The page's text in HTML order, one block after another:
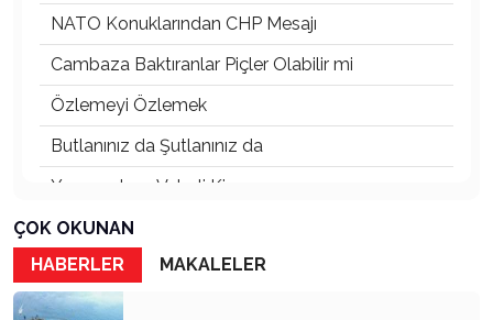
NATO Konuklarından CHP Mesajı
Cambaza Baktıranlar Piçler Olabilir mi
Özlemeyi Özlemek
Butlanınız da Şutlanınız da
Yaşananların Vebali Kim
Siyasetin Kökleri Köklerin Siyaseti
Nereye CHP Nereye
Öf Öf de Öf Öf
ÇOK OKUNAN
HABERLER
MAKALELER